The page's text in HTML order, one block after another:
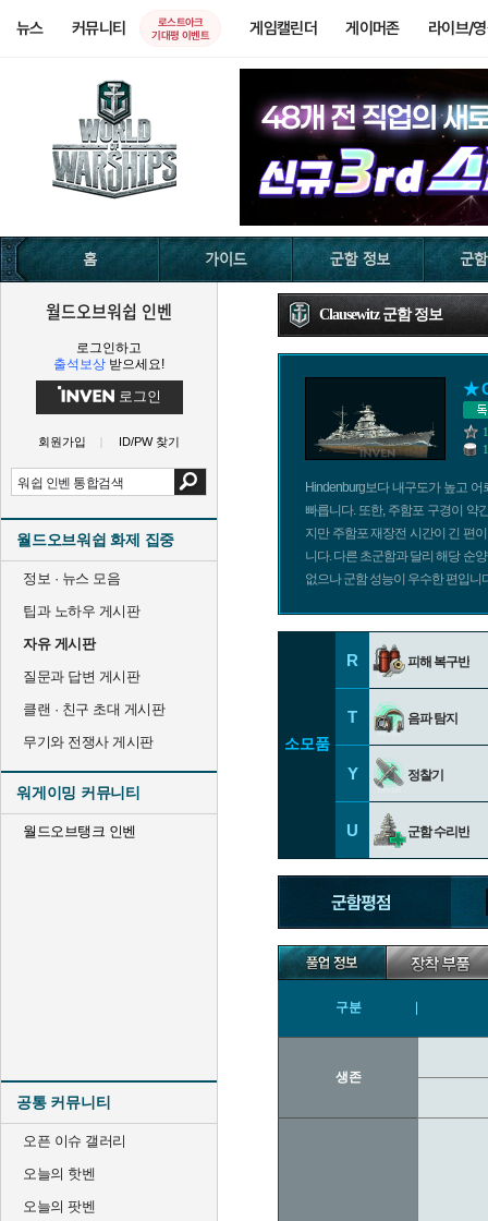
뉴스 커뮤니티
로스트아크
기대평 이벤트
게임캘린더 게이머존 라이브/
월드오브워쉽 인벤
로그인하고
출석보상 받으세요!
로그인
회원가입 ID/PW 찾기
월드오브워쉽 화제 집중
정보 · 뉴스 모음
팁과 노하우 게시판
자유 게시판
질문과 답변 게시판
클랜 · 친구 초대 게시판
무기와 전쟁사 게시판
워게이밍 커뮤니티
월드오브탱크 인벤
공통 커뮤니티
오픈 이슈 갤러리
오늘의 핫벤
오늘의 팟벤
Clausewitz 군함 정보
★
1
1
Hindenburg보다 내구도가 높고
빠릅니다. 또한, 주함포 구경이 약
지만 주함포 재장전 시간이 긴 편
니다. 다른 초군함과 달리 해당 순
없으나 군함 성능이 우수한 편입니
소모품
R 피해 복구반
T 음파 탐지
Y 정찰기
U 군함 수리반
구분
생존